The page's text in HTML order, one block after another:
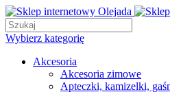
Wybierz kategorię
Akcesoria
Akcesoria zimowe
Apteczki, kamizelki,